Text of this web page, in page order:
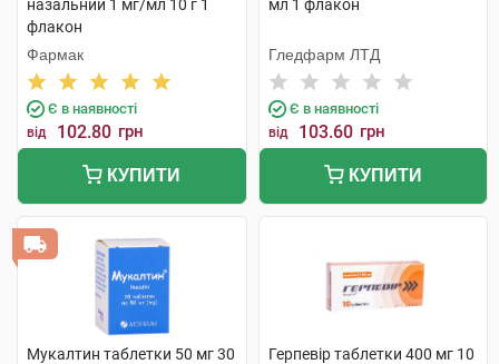
назальний 1 мг/мл 10 г 1
флакон
Фармак
Є в наявності
від 102.80 грн
КУПИТИ
мл 1 флакон
Гледфарм ЛТД
Є в наявності
від 103.60 грн
КУПИТИ
Мукалтин таблетки 50 мг 30
Герпевір таблетки 400 мг 10